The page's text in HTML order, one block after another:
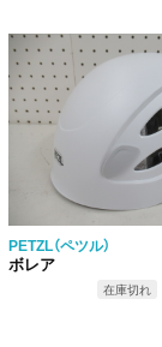
PETZL（ペツル）
ボレア
在庫切れ